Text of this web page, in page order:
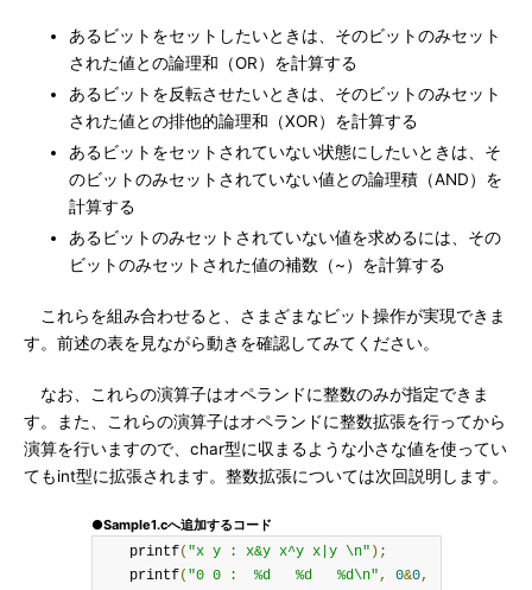
あるビットをセットしたいときは、そのビットのみセット
された値との論理和（OR）を計算する
あるビットを反転させたいときは、そのビットのみセット
された値との排他的論理和（XOR）を計算する
あるビットをセットされていない状態にしたいときは、そ
のビットのみセットされていない値との論理積（AND）を
計算する
あるビットのみセットされていない値を求めるには、その
ビットのみセットされた値の補数（~）を計算する
これらを組み合わせると、さまざまなビット操作が実現できま
す。前述の表を見ながら動きを確認してみてください。
なお、これらの演算子はオペランドに整数のみが指定できま
す。また、これらの演算子はオペランドに整数拡張を行ってから
演算を行いますので、char型に収まるような小さな値を使ってい
てもint型に拡張されます。整数拡張については次回説明します。
●Sample1.cへ追加するコード
    printf
( "x y : x&y x^y x|y \n" );
    printf
( "0 0 :  %d   %d   %d\n", 0&0,